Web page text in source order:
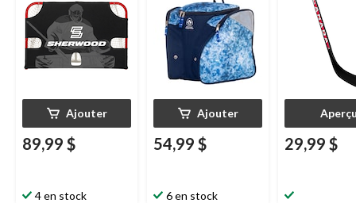
Ajouter
89,99 $
4 en stock
Ajouter
54,99 $
6 en stock
29,99 $